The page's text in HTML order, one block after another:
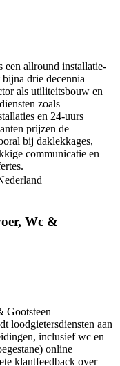
allround installatie-
drie decennia
als utiliteitsbouw en
zoals
en 24-uurs
prijzen de
bij daklekkages,
communicatie en
Wc &
Gootsteen
loodgietersdiensten aan
inclusief wc en
online
klantfeedback over